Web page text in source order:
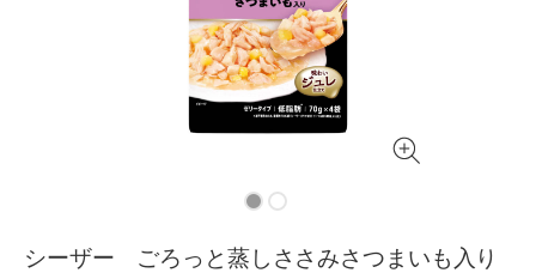
シーザー ごろっと蒸しささみさつまいも入り